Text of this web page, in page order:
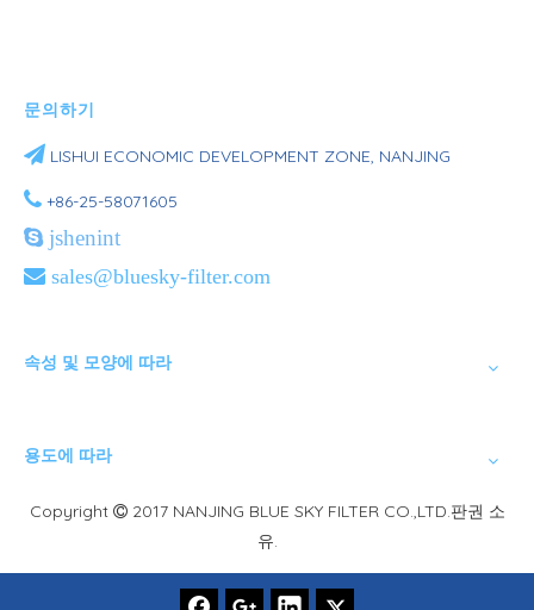
문의하기
 LISHUI ​​ECONOMIC DEVELOPMENT ZONE, NANJING
 +86-25-58071605
jshenint
 sales@bluesky-filter.com
속성 및 모양에 따라
용도에 따라
Copyright 2017 NANJING BLUE SKY FILTER CO.,LTD.판권 소
유.